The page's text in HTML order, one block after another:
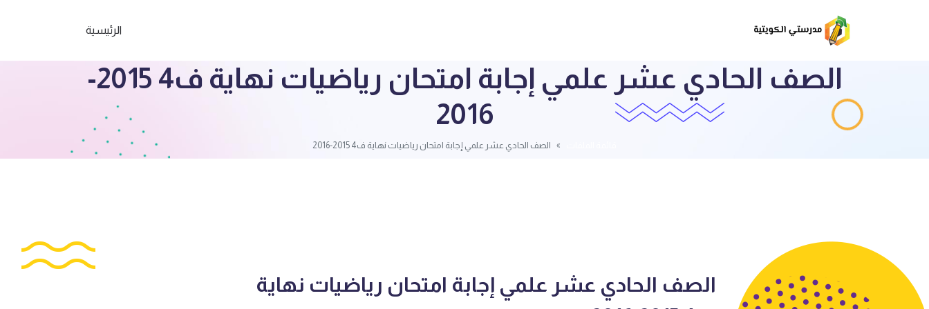
الرئيسية
الصف الحادي عشر علمي إجابة امتحان رياضيات نهاية ف4 2015-
2016
الصف الحادي عشر علمي إجابة امتحان رياضيات نهاية ف4 2015-2016
الصف الحادي عشر علمي إجابة امتحان رياضيات نهاية